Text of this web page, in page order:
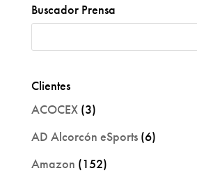
Buscador Prensa
Clientes
ACOCEX(3)
AD Alcorcón eSports(6)
Amazon (152)